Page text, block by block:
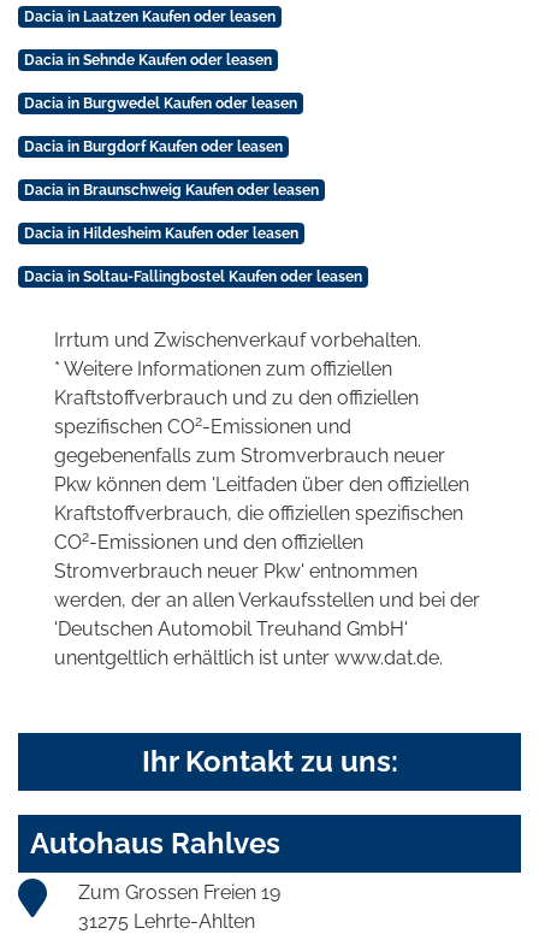
Dacia in Laatzen Kaufen oder leasen
Dacia in Sehnde Kaufen oder leasen
Dacia in Burgwedel Kaufen oder leasen
Dacia in Burgdorf Kaufen oder leasen
Dacia in Braunschweig Kaufen oder leasen
Dacia in Hildesheim Kaufen oder leasen
Dacia in Soltau-Fallingbostel Kaufen oder leasen
Irrtum und Zwischenverkauf vorbehalten.
* Weitere Informationen zum offiziellen
Kraftstoffverbrauch und zu den offiziellen
spezifischen CO2-Emissionen und
gegebenenfalls zum Stromverbrauch neuer
Pkw können dem 'Leitfaden über den offiziellen
Kraftstoffverbrauch, die offiziellen spezifischen
CO2-Emissionen und den offiziellen
Stromverbrauch neuer Pkw' entnommen
werden, der an allen Verkaufsstellen und bei der
'Deutschen Automobil Treuhand GmbH'
unentgeltlich erhältlich ist unter www.dat.de.
Ihr Kontakt zu uns:
Autohaus Rahlves
Zum Grossen Freien 19
31275 Lehrte-Ahlten